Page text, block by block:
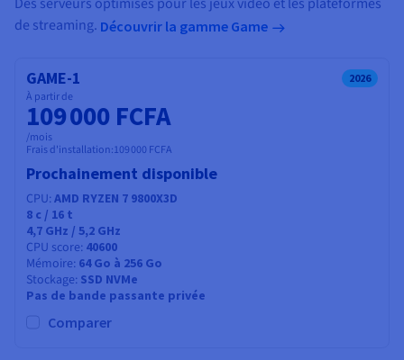
de streaming. Découvrir la gamme Game
GAME-1 2026
À partir de
109 000 FCFA
/mois
Frais d'installation:109 000 FCFA
Prochainement disponible
CPU AMD RYZEN 7 9800X3D
8 c / 16 t
4,7 GHz / 5,2 GHz
CPU score 40600
Mémoire 64 Go à 256 Go
Stockage SSD NVMe
Pas de bande passante privée
Comparer